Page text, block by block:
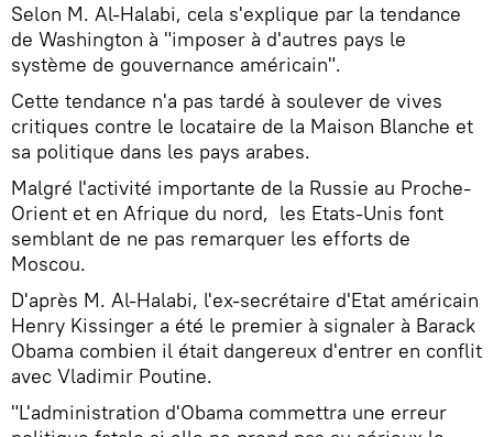
Selon M. Al-Halabi, cela s'explique par la tendance
de Washington à "imposer à d'autres pays le
système de gouvernance américain".
Cette tendance n'a pas tardé à soulever de vives
critiques contre le locataire de la Maison Blanche et
sa politique dans les pays arabes.
Malgré l'activité importante de la Russie au Proche-
Orient et en Afrique du nord, les Etats-Unis font
semblant de ne pas remarquer les efforts de
Moscou.
D'après M. Al-Halabi, l'ex-secrétaire d'Etat américain
Henry Kissinger a été le premier à signaler à Barack
Obama combien il était dangereux d'entrer en conflit
avec Vladimir Poutine.
"L'administration d'Obama commettra une erreur